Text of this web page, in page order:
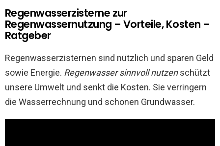
Regenwasserzisterne zur
Regenwassernutzung – Vorteile, Kosten –
Ratgeber
Regenwasserzisternen sind nützlich und sparen Geld
sowie Energie. Regenwasser sinnvoll nutzenschützt
unsere Umwelt und senkt die Kosten. Sie verringern
die Wasserrechnung und schonen Grundwasser.